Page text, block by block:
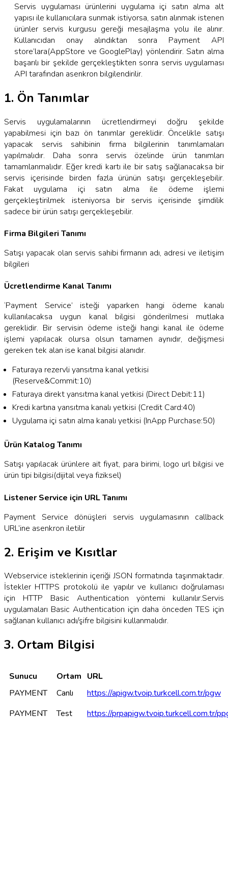
Servis uygulaması ürünlerini uygulama içi satın alma alt
yapısı ile kullanıcılara sunmak istiyorsa, satın alınmak istenen
ürünler servis kurgusu gereği mesajlaşma yolu ile alınır.
Kullanıcıdan onay alındıktan sonra Payment API
store’lara(AppStore ve GooglePlay) yönlendirir. Satın alma
başarılı bir şekilde gerçekleştikten sonra servis uygulaması
API tarafından asenkron bilgilendirilir.
1. Ön Tanımlar
Servis uygulamalarının ücretlendirmeyi doğru şekilde
yapabilmesi için bazı ön tanımlar gereklidir. Öncelikle satışı
yapacak servis sahibinin firma bilgilerinin tanımlamaları
yapılmalıdır. Daha sonra servis özelinde ürün tanımları
tamamlanmalıdır. Eğer kredi kartı ile bir satış sağlanacaksa bir
servis içerisinde birden fazla ürünün satışı gerçekleşebilir.
Fakat uygulama içi satın alma ile ödeme işlemi
gerçekleştirilmek isteniyorsa bir servis içerisinde şimdilik
sadece bir ürün satışı gerçekleşebilir.
Firma Bilgileri Tanımı
Satışı yapacak olan servis sahibi firmanın adı, adresi ve iletişim
bilgileri
Ücretlendirme Kanal Tanımı
‘Payment Service’ isteği yaparken hangi ödeme kanalı
kullanılacaksa uygun kanal bilgisi gönderilmesi mutlaka
gereklidir. Bir servisin ödeme isteği hangi kanal ile ödeme
işlemi yapılacak olursa olsun tamamen aynıdır, değişmesi
gereken tek alan ise kanal bilgisi alanıdır.
Faturaya rezervli yansıtma kanal yetkisi
(Reserve&Commit:10)
Faturaya direkt yansıtma kanal yetkisi (Direct Debit:11)
Kredi kartına yansıtma kanalı yetkisi (Credit Card:40)
Uygulama içi satın alma kanalı yetkisi (InApp Purchase:50)
Ürün Katalog Tanımı
Satışı yapılacak ürünlere ait fiyat, para birimi, logo url bilgisi ve
ürün tipi bilgisi(dijital veya fiziksel)
Listener Service için URL Tanımı
Payment Service dönüşleri servis uygulamasının callback
URL’ine asenkron iletilir
2. Erişim ve Kısıtlar
Webservice isteklerinin içeriği JSON formatında taşınmaktadır.
İstekler HTTPS protokolü ile yapılır ve kullanıcı doğrulaması
için HTTP Basic Authentication yöntemi kullanılır.Servis
uygulamaları Basic Authentication için daha önceden TES için
sağlanan kullanıcı adı/şifre bilgisini kullanmalıdır.
3. Ortam Bilgisi
Sunucu Ortam URL
PAYMENT
Canlı
https://apigw.tvoip.turkcell.com.tr/pgw
PAYMENT
Test https://prpapigw.tvoip.turkcell.com.tr/